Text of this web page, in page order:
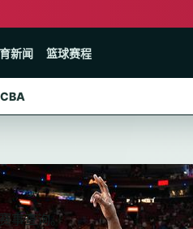
新闻 篮球赛程
CBA
事查询。